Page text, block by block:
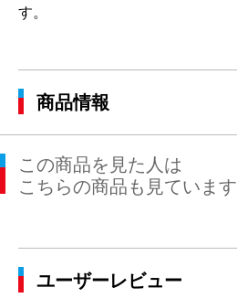
す。
商品情報
この商品を見た人は
こちらの商品も見ています
ユーザーレビュー